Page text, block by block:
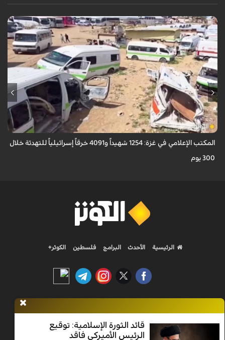
أعلن المكتب الإعلامي الحكومي في غزة ارتكاب الاحتلال الإسرائيلي أكثر من 4,091
خرقاً وانتهاكاً لاتفاق "وقف إطلاق النار" الممتد منذ 300 يوم، ما أسفر عن ...
المكتب الإعلامي في غزة: 1254 شهيداً و4091 خرقاً إسرائيلياً للتهدئة خلال
300 يوم
قائد الثورة الإسلامية: توقيع
الرئيس الأميركي فاقد
الرئيسية الأحدث البرامج فلسطين الكوثر+
جميع الحقوق محفوظة